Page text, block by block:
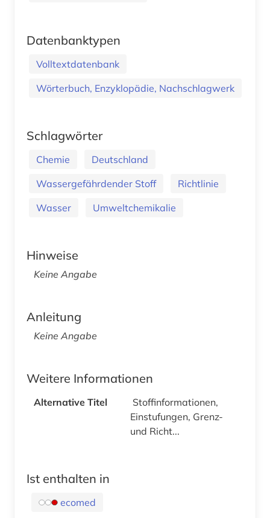
Datenbanktypen
Volltextdatenbank
Wörterbuch, Enzyklopädie, Nachschlagwerk
Schlagwörter
Chemie
Deutschland
Wassergefährdender Stoff
Richtlinie
Wasser
Umweltchemikalie
Hinweise
Keine Angabe
Anleitung
Keine Angabe
Weitere Informationen
Alternative Titel
Stoffinformationen,
Einstufungen, Grenz-
und Richt...
Ist enthalten in
ecomed